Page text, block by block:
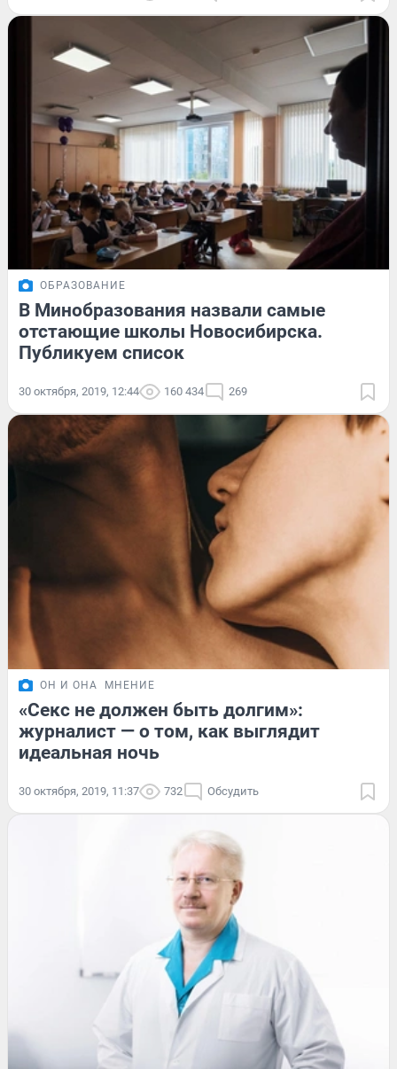
ОБРАЗОВАНИЕ
В Минобразования назвали самые
отстающие школы Новосибирска.
Публикуем список
30 октября, 2019, 12:44 160 434 269
ОН И ОНА МНЕНИЕ
«Секс не должен быть долгим»:
журналист — о том, как выглядит
идеальная ночь
30 октября, 2019, 11:37 732 Обсудить